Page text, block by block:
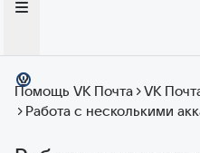
Помощь VK Почта VK
Работа с несколькими